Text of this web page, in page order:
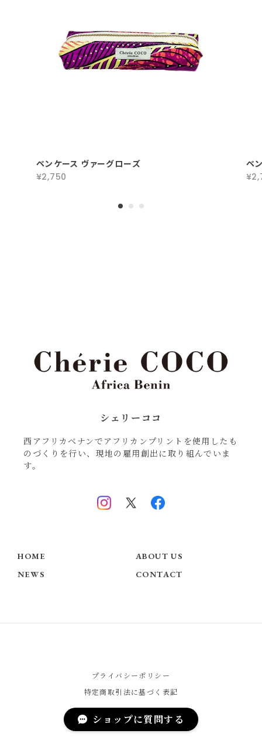
ペンケース ヴァーグローズ
¥2,750
ペ
シェリーココ
西アフリカベナンでアフリカンプリントを使用したも
のづくりを行い、現地の雇用創出に取り組んでいま
す。
HOME
ABOUT US
NEWS
CONTACT
プライバシーポリシー
特定商取引法に基づく表記
ショップに質問する